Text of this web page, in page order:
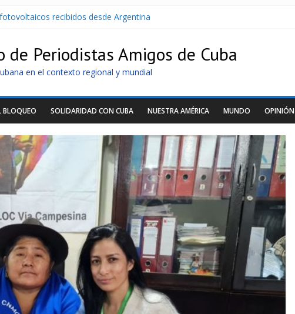
recibidos desde Argentina
Cuba apuntan a la cooperación militar con Rusia y China
marchan para que no se venda la patria
de Periodistas Amigos de Cuba
en el contexto regional y mundial
BLOQUEO SOLIDARIDAD CON CUBA NUESTRA AMÉRICA MUNDO OPINIÓN